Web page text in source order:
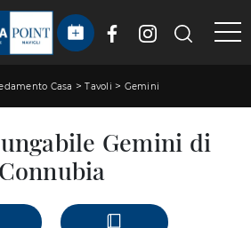
Casa >Tavoli > Gemini
Gemini di
Connubia